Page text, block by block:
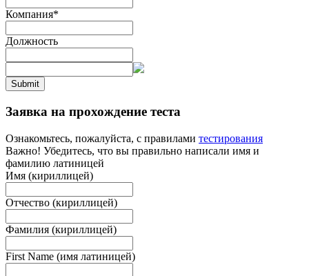
Компания*
Должность
Submit
Заявка на прохождение теста
Ознакомьтесь, пожалуйста, с правилами тестирования
Важно! Убедитесь, что вы правильно написали имя и
фамилию латиницей
Имя (кириллицей)
Отчество (кириллицей)
Фамилия (кириллицей)
First Name (имя латиницей)